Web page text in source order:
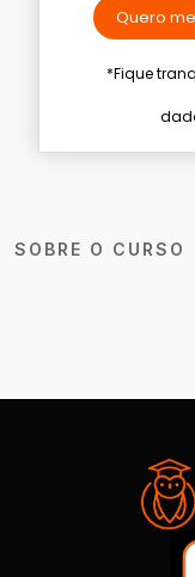
SOBRE O CURSO
Quero
*Fique